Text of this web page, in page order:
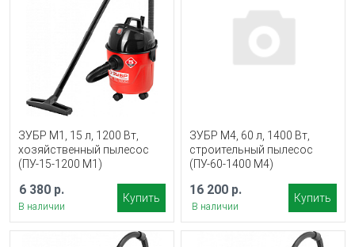
ЗУБР М1, 15 л, 1200 Вт,
хозяйственный пылесос
(ПУ-15-1200 М1)
6 380 р.
В наличии
Купить
ЗУБР М4, 60 л, 1400 Вт,
строительный пылесос
(ПУ-60-1400 М4)
16 200 р.
В наличии
Купить